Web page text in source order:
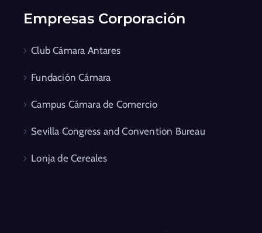
Empresas Corporación
Club Cámara Antares
Fundación Cámara
Campus Cámara de Comercio
Sevilla Congress and Convention Bureau
Lonja de Cereales